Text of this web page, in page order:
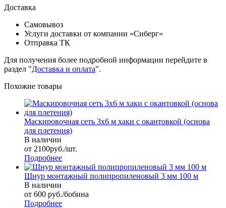
Доставка
Самовывоз
Услуги доставки от компании «Сиберг»
Отправка ТК
Для получения более подробной информации перейдите в
раздел "Доставка и оплата".
Похожие товары
Маскировочная сеть 3х6 м хаки с окантовкой (основа
для плетения)
В наличии
от 2100руб./шт.
Подробнее
Шнур монтажный полипропиленовый 3 мм 100 м
В наличии
от 600 руб./бобина
Подробнее